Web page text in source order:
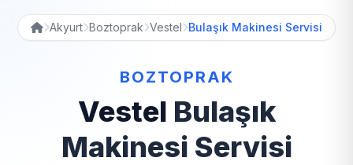
Akyurt Boztoprak Vestel Bulaşık Makinesi Servisi
BOZTOPRAK
Vestel Bulaşık
Makinesi Servisi